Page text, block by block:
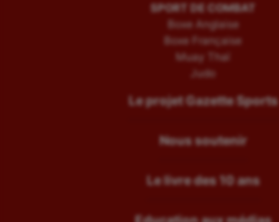
SPORT DE COMBAT
Boxe Anglaise
Boxe Française
Muay Thaï
Judo
Le projet Gazette Sports
Nous soutenir
Le livre des 10 ans